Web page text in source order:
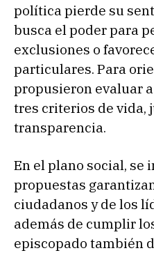
política pierde su
busca el poder para
exclusiones o
particulares. Para
propusieron evaluar
tres criterios de vida,
transparencia.
En el plano social, se
propuestas
ciudadanos y de los
además de cumplir
episcopado también